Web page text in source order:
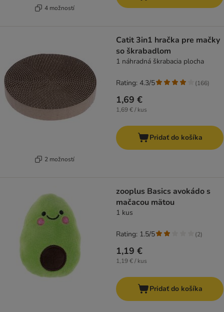
4 možností
2 možností
Catit 3in1 hračka pre mačky
so škrabadlom
1 náhradná škrabacia plocha
1,69 €
1,69 € / kus
Rating: 4.3/5 (166)
Pridať do košíka
zooplus Basics avokádo s
mačacou mätou
1 kus
1,19 €
1,19 € / kus
Rating: 1.5/5 (2)
Pridať do košíka